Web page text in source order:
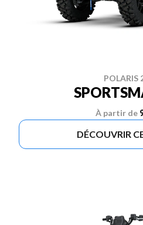
POLARIS
À partir de
DÉCOUVRIR